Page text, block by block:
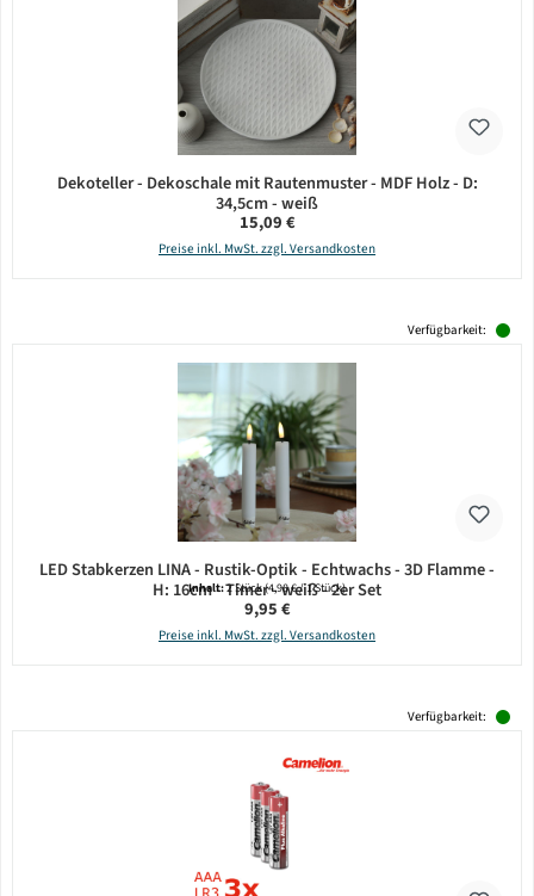
Dekoteller - Dekoschale mit Rautenmuster - MDF Holz - D:
34,5cm - weiß
Regulärer Preis:
15,09 €
Preise inkl. MwSt. zzgl. Versandkosten
Verfügbarkeit:
LED Stabkerzen LINA - Rustik-Optik - Echtwachs - 3D Flamme -
H: 16cm - Timer - weiß - 2er Set
Inhalt:2 Stück(4,98 € / 1 Stück)
Regulärer Preis:
9,95 €
Preise inkl. MwSt. zzgl. Versandkosten
Verfügbarkeit: